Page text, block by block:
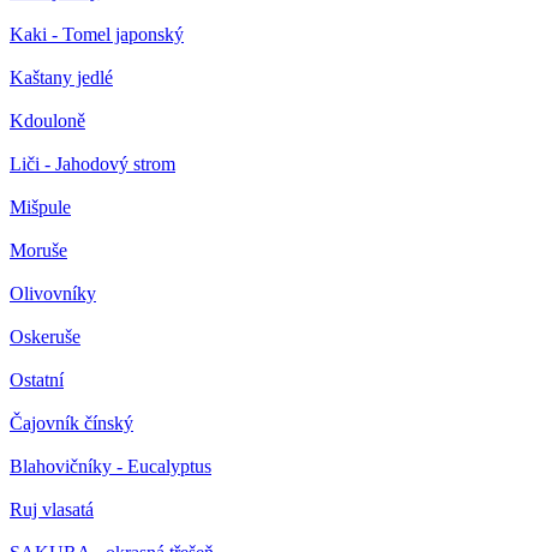
Kaki - Tomel japonský
Kaštany jedlé
Kdouloně
Liči - Jahodový strom
Mišpule
Moruše
Olivovníky
Oskeruše
Ostatní
Čajovník čínský
Blahovičníky - Eucalyptus
Ruj vlasatá